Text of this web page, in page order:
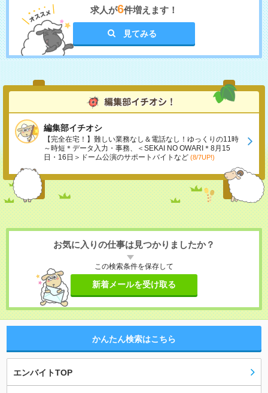
求人が6件増えます！
見てみる
編集部イチオシ
【完全在宅！】難しい業務なし＆電話なし！ゆっくりの11時
～時短＊データ入力・事務、＜SEKAI NO OWARI＊8月15
日・16日＞ドーム公演のサポートバイトなど (8/7UP!)
お気に入りの仕事は見つかりましたか？
この検索条件を保存して
新着メールを受け取る
かんたん検索はこちら
エンバイトTOP